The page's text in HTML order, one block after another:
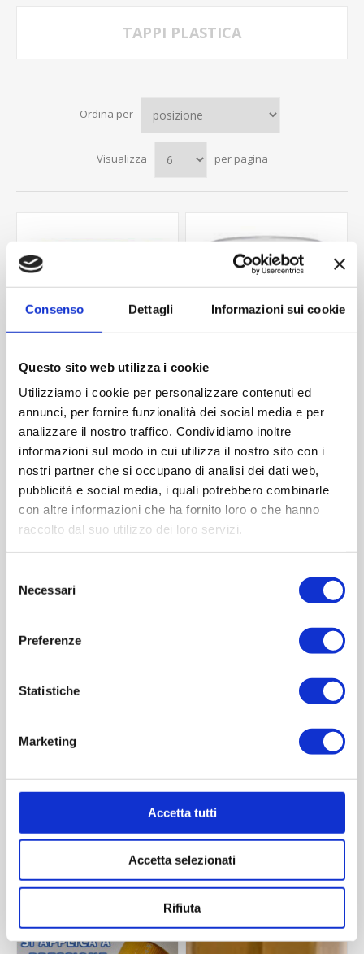
Consenso Dettagli Informazioni sui cookie
Questo sito web utilizza i cookie
Utilizziamo i cookie per personalizzare contenuti ed
annunci, per fornire funzionalità dei social media e per
analizzare il nostro traffico. Condividiamo inoltre
informazioni sul modo in cui utilizza il nostro sito con i
nostri partner che si occupano di analisi dei dati web,
pubblicità e social media, i quali potrebbero combinarle
con altre informazioni che ha fornito loro o che hanno
raccolto dal suo utilizzo dei loro servizi.
delNecessari
Preferenze
Statistiche
Marketing
Accetta tutti
Accetta selezionati
Rifiuta
TAPPI PLASTICA
Ordina per
Visualizza per pagina
Capsula pp35
Contattaci
ACQUISTA
Capsula pp28
Contattaci
ACQUISTA